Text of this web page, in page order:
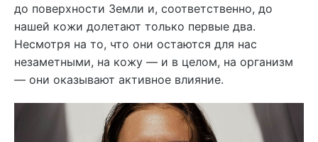
до поверхности Земли и, соответственно, до
нашей кожи долетают только первые два.
Несмотря на то, что они остаются для нас
незаметными, на кожу — и в целом, на организм
— они оказывают активное влияние.